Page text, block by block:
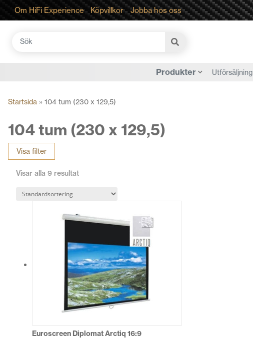
Om HiFi Experience Köpvillkor Jobba hos oss
Sök
Produkter Utförsäljning
Startsida » 104 tum (230 x 129,5)
104 tum (230 x 129,5)
Visa filter
Visar alla 9 resultat
Euroscreen Diplomat Arctiq 16:9